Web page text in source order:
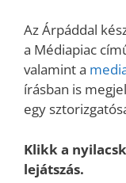
Az Árpáddal
a Médiapiac
valamint a
írásban is
egy
Klikk a
lejátszás.